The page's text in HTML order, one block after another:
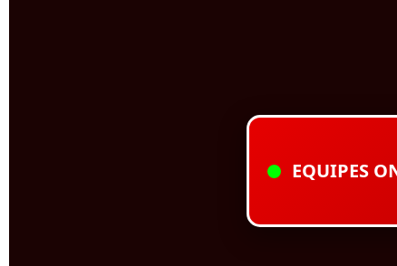
EQUIPES